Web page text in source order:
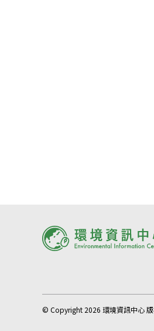
© Copyright 2026 環境資訊中心